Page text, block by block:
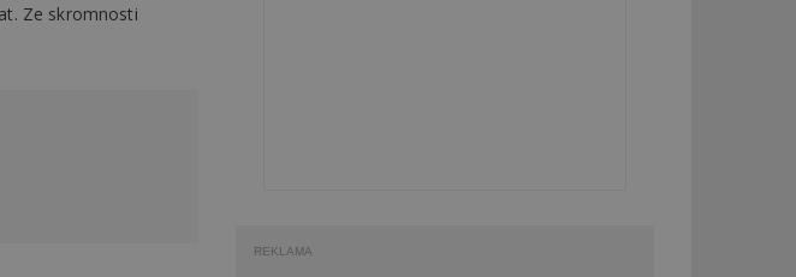
Ze skromnosti
REKLAMA